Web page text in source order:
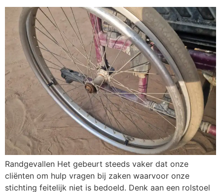
Randgevallen Het gebeurt steeds vaker dat onze
cliënten om hulp vragen bij zaken waarvoor onze
stichting feitelijk niet is bedoeld. Denk aan een rolstoel